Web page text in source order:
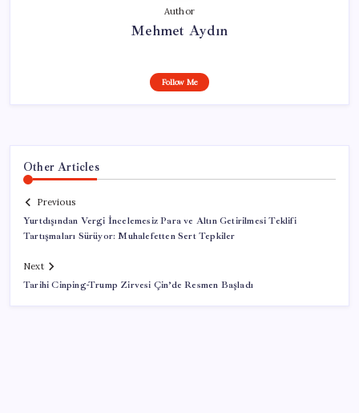
Author
Mehmet Aydın
Follow Me
Other Articles
Previous
Yurtdışından Vergi İncelemesiz Para ve Altın Getirilmesi Teklifi
Tartışmaları Sürüyor: Muhalefetten Sert Tepkiler
Next
Tarihi Cinping-Trump Zirvesi Çin’de Resmen Başladı